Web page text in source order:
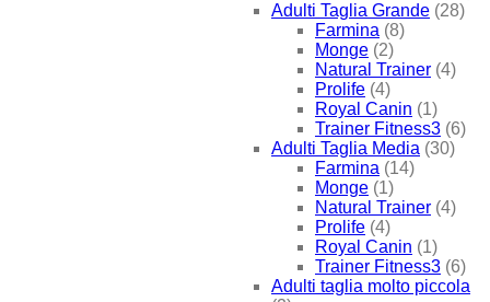
Adulti Taglia Grande (28)
Farmina (8)
Monge (2)
Natural Trainer (4)
Prolife (4)
Royal Canin (1)
Trainer Fitness3 (6)
Adulti Taglia Media (30)
Farmina (14)
Monge (1)
Natural Trainer (4)
Prolife (4)
Royal Canin (1)
Trainer Fitness3 (6)
Adulti taglia molto piccola